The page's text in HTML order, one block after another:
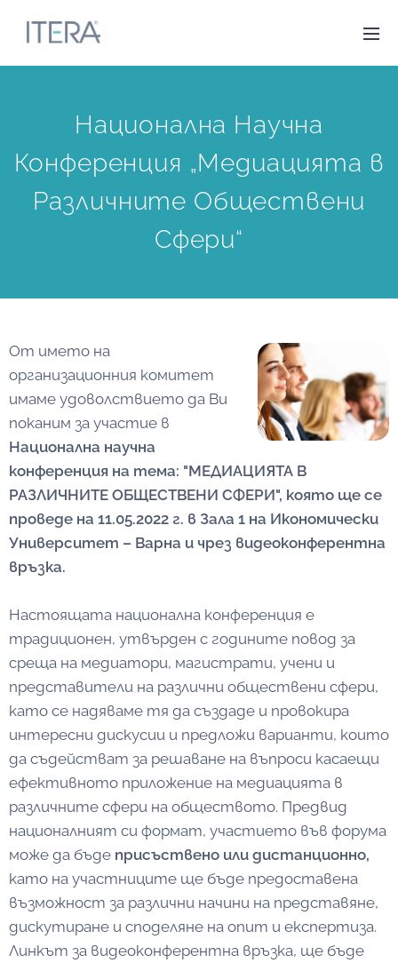
Национална Научна
Конференция „Медиацията в
Различните Обществени
Сфери“
От името на
организационния комитет
имаме удоволствието да Ви
поканим за участие в
Национална научна
конференция на тема: "МЕДИАЦИЯТА В
РАЗЛИЧНИТЕ ОБЩЕСТВЕНИ СФЕРИ", която ще се
проведе на 11.05.2022 г. в Зала 1 на Икономически
Университет – Варна и чрез видеоконферентна
връзка.
Настоящата национална конференция е
традиционен, утвърден с годините повод за
среща на медиатори, магистрати, учени и
представители на различни обществени сфери,
като се надяваме тя да създаде и провокира
интересни дискусии и предложи варианти, които
да съдействат за решаване на въпроси касаещи
ефективното приложение на медиацията в
различните сфери на обществото. Предвид
националният си формат, участието във форума
може да бъде присъствено или дистанционно,
като на участниците ще бъде предоставена
възможност за различни начини на представяне,
дискутиране и споделяне на опит и експертиза.
Линкът за видеоконферентна връзка, ще бъде